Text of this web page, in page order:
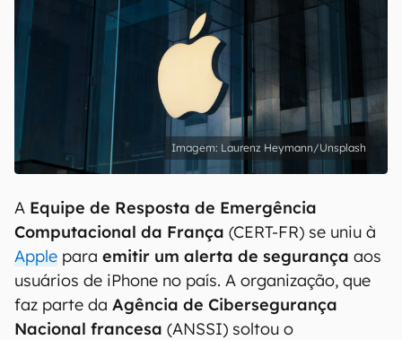
Laurenz Heymann/Unsplash
A Equipe de Resposta de Emergência
Computacional da França (CERT-FR) se uniu à
Apple para emitir um alerta de segurança aos
usuários de iPhone no país. A organização, que
faz parte da Agência de Cibersegurança
Nacional francesa (ANSSI) soltou o